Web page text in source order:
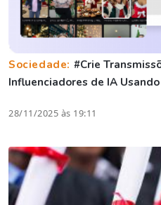
Sociedade: #Crie
Influenciadores de IA
28/11/2025 às 19:11